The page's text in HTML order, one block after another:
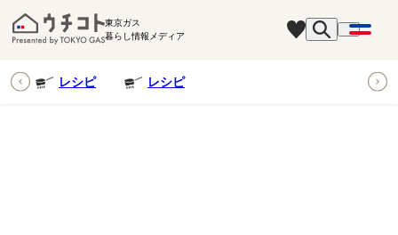
東京ガス
暮らし情報メディア
レシピ レシピ